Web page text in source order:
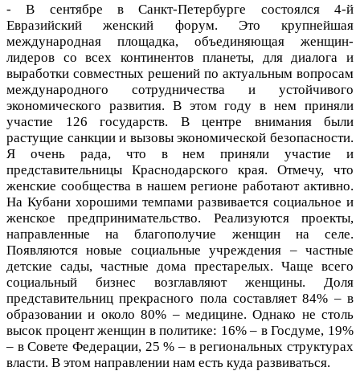
- В сентябре в Санкт-Петербурге состоялся 4-й
Евразийский женский форум. Это крупнейшая
международная площадка, объединяющая женщин-
лидеров со всех континентов планеты, для диалога и
выработки совместных решений по актуальным вопросам
международного сотрудничества и устойчивого
экономического развития. В этом году в нем приняли
участие 126 государств. В центре внимания были
растущие санкции и вызовы экономической безопасности.
Я очень рада, что в нем приняли участие и
представительницы Краснодарского края. Отмечу, что
женские сообщества в нашем регионе работают активно.
На Кубани хорошими темпами развивается социальное и
женское предпринимательство. Реализуются проекты,
направленные на благополучие женщин на селе.
Появляются новые социальные учреждения – частные
детские сады, частные дома престарелых. Чаще всего
социальный бизнес возглавляют женщины. Доля
представительниц прекрасного пола составляет 84% – в
образовании и около 80% – медицине. Однако не столь
высок процент женщин в политике: 16% – в Госдуме, 19%
– в Совете Федерации, 25 % – в региональных структурах
власти. В этом направлении нам есть куда развиваться.